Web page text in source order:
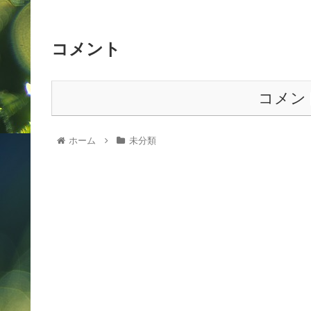
コメント
コメン
ホーム 未分類